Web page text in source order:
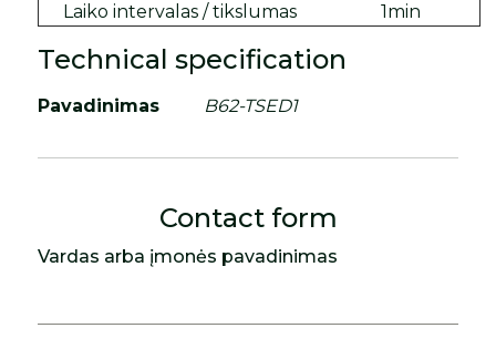
Laiko intervalas / tikslumas
1min
Technical specification
Pavadinimas B62-TSED1
Contact form
Vardas arba įmonės pavadinimas